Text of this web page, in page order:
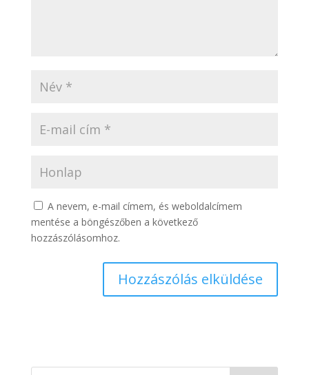
A nevem, e-mail címem, és weboldalcímem
mentése a böngészőben a következő
hozzászólásomhoz.